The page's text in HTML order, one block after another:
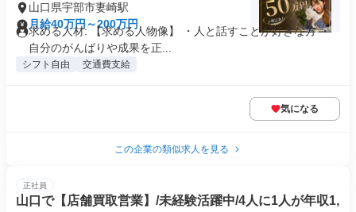
山口県宇部市妻崎駅
月給40万円～200万円
求める人材: 【求める人物像】 ・人と話すことが好きな方 ・
自分のがんばりや成果を正...
シフト自由 交通費支給
気になる
この企業の類似求人を見る
正社員
山口で【店舗買取営業】/未経験活躍中/4人に1人が年収1,